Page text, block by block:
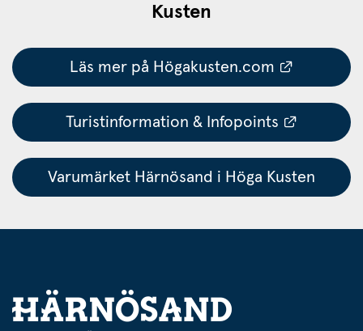
Kusten
Läs mer på Högakusten.com Länk till
Turistinformation & Infopoints Länk till
Varumärket Härnösand i Höga Kusten